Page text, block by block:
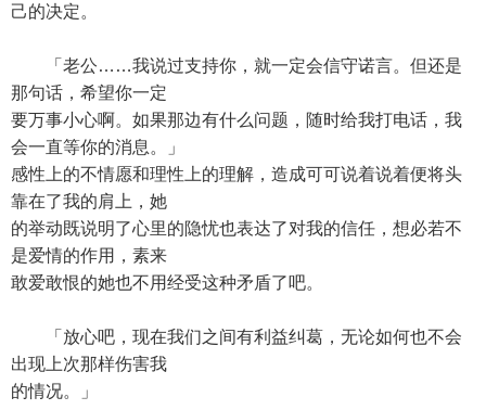
己的决定。
「老公……我说过支持你，就一定会信守诺言。但还是
那句话，希望你一定
要万事小心啊。如果那边有什么问题，随时给我打电话，我
会一直等你的消息。」
感性上的不情愿和理性上的理解，造成可可说着说着便将头
靠在了我的肩上，她
的举动既说明了心里的隐忧也表达了对我的信任，想必若不
是爱情的作用，素来
敢爱敢恨的她也不用经受这种矛盾了吧。
「放心吧，现在我们之间有利益纠葛，无论如何也不会
出现上次那样伤害我
的情况。」